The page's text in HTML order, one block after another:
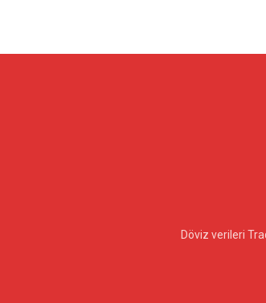
Döviz verileri